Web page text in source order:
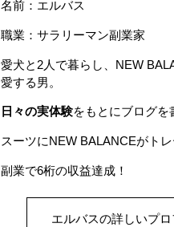
名前：エルバス
職業：サラリーマン副業家
愛犬と2人で暮らし、NEW
愛する男。
日々の実体験をもとにブログを
スーツにNEW BALANCEがトレ
副業で6桁の収益達成！
エルバスの詳しいプ